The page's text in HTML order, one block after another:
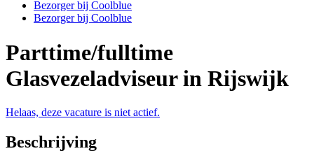
Bezorger bij Coolblue
Bezorger bij Coolblue
Parttime/fulltime
Glasvezeladviseur in Rijswijk
Helaas, deze vacature is niet actief.
Beschrijving